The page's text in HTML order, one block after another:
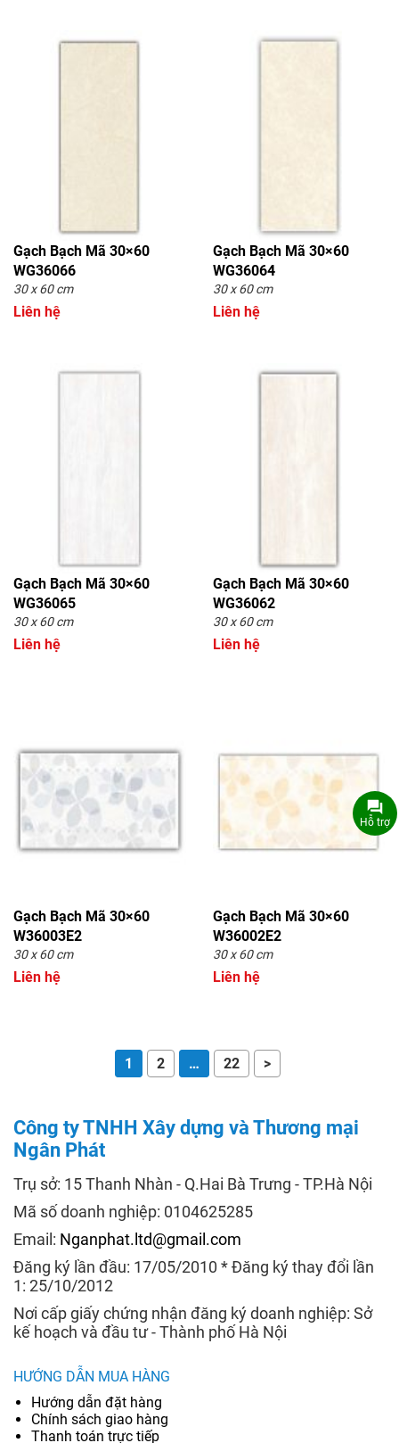
Gạch Bạch Mã 30×60
WG36066
30 x 60 cm
Liên hệ
Gạch Bạch Mã 30×60
WG36064
30 x 60 cm
Liên hệ
Gạch Bạch Mã 30×60
WG36065
30 x 60 cm
Liên hệ
Gạch Bạch Mã 30×60
WG36062
30 x 60 cm
Liên hệ
Gạch Bạch Mã 30×60
W36003E2
30 x 60 cm
Liên hệ
Gạch Bạch Mã 30×60
W36002E2
30 x 60 cm
Liên hệ
1 2 … 22 >
Công ty TNHH Xây dựng và Thương mại
Ngân Phát
Trụ sở: 15 Thanh Nhàn - Q.Hai Bà Trưng - TP.Hà Nội
Mã số doanh nghiệp: 0104625285
Email: Nganphat.ltd@gmail.com
Đăng ký lần đầu: 17/05/2010 * Đăng ký thay đổi lần
1: 25/10/2012
Nơi cấp giấy chứng nhận đăng ký doanh nghiệp: Sở
kế hoạch và đầu tư - Thành phố Hà Nội
HƯỚNG DẪN MUA HÀNG
Hướng dẫn đặt hàng
Chính sách giao hàng
Thanh toán trực tiếp
Hỗ trợ